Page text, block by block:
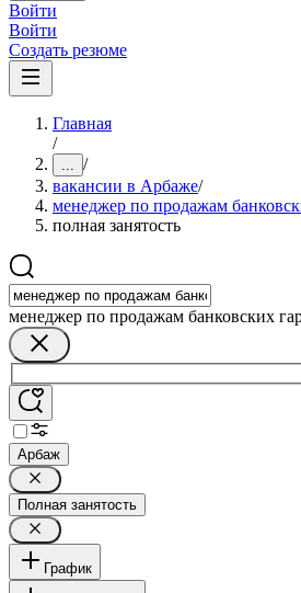
Войти
Войти
Создать резюме
Главная
/
... /
вакансии в Арбаже/
менеджер по продажам
полная занятость
менеджер по продажам банковских
Арбаж
Полная занятость
График